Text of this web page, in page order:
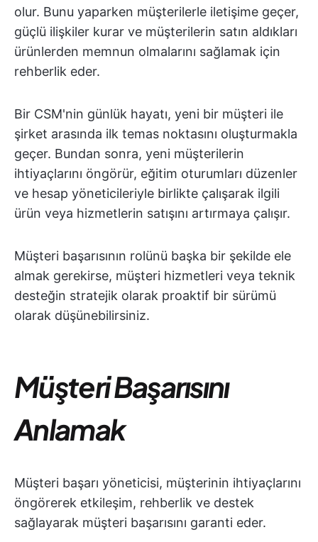
olur. Bunu yaparken müşterilerle iletişime geçer,
güçlü ilişkiler kurar ve müşterilerin satın aldıkları
ürünlerden memnun olmalarını sağlamak için
rehberlik eder.
Bir CSM'nin günlük hayatı, yeni bir müşteri ile
şirket arasında ilk temas noktasını oluşturmakla
geçer. Bundan sonra, yeni müşterilerin
ihtiyaçlarını öngörür, eğitim oturumları düzenler
ve hesap yöneticileriyle birlikte çalışarak ilgili
ürün veya hizmetlerin satışını artırmaya çalışır.
Müşteri başarısının rolünü başka bir şekilde ele
almak gerekirse, müşteri hizmetleri veya teknik
desteğin stratejik olarak proaktif bir sürümü
olarak düşünebilirsiniz.
Müşteri Başarısını
Anlamak
Müşteri başarı yöneticisi, müşterinin ihtiyaçlarını
öngörerek etkileşim, rehberlik ve destek
sağlayarak müşteri başarısını garanti eder.